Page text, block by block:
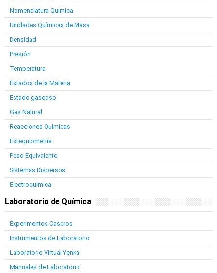
Nomenclatura Química
Unidades Químicas de Masa
Densidad
Presión
Temperatura
Estados de la Materia
Estado gaseoso
Gas Natural
Reacciones Químicas
Estequiometría
Peso Equivalente
Sistemas Dispersos
Electroquímica
Laboratorio de Química
Experimentos Caseros
Instrumentos de Laboratorio
Laboratorio Virtual Yenka
Manuales de Laboratorio